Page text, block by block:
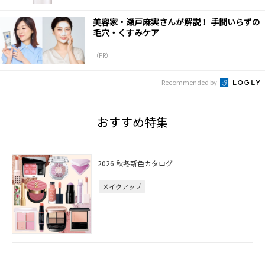
美容家・瀬戸麻実さんが解説！ 手間いらずの
毛穴・くすみケア
（PR）
Recommended by
おすすめ特集
2026 秋冬新色カタログ
メイクアップ